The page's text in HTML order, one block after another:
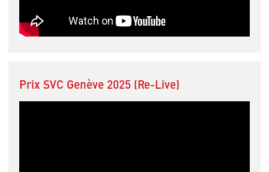
Prix SVC Genève 2025 (Re-Live)